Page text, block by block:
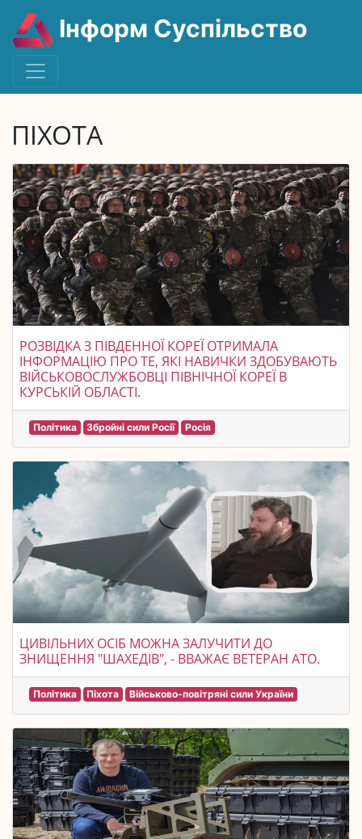
Інформ Суспільство
ПІХОТА
РОЗВІДКА З ПІВДЕННОЇ КОРЕЇ ОТРИМАЛА
ІНФОРМАЦІЮ ПРО ТЕ, ЯКІ НАВИЧКИ ЗДОБУВАЮТЬ
ВІЙСЬКОВОСЛУЖБОВЦІ ПІВНІЧНОЇ КОРЕЇ В
КУРСЬКІЙ ОБЛАСТІ.
Політика Збройні сили Росії Росія
ЦИВІЛЬНИХ ОСІБ МОЖНА ЗАЛУЧИТИ ДО
ЗНИЩЕННЯ "ШАХЕДІВ", - ВВАЖАЄ ВЕТЕРАН АТО.
Політика Піхота Військово-повітряні сили України